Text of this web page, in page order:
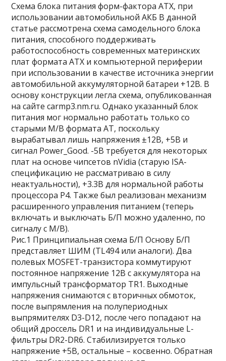
Схема блока питания форм-фактора ATX, при
использовании автомобильной АКБ В данной
статье рассмотрена схема самодельного блока
питания, способного поддерживать
работоспособность современных материнских
плат формата ATX и компьютерной периферии
при использовании в качестве источника энергии
автомобильной аккумуляторной батареи +12В. В
основу конструкции легла схема, опубликованная
на сайте carmp3.nm.ru. Однако указанный блок
питания мог нормально работать только со
старыми M/B формата AT, поскольку
вырабатывал лишь напряжения ±12В, +5В и
сигнал Power_Good. -5В требуется для некоторых
плат на основе чипсетов nVidia (старую ISA-
спецификацию не рассматриваю в силу
неактуальности), +3.3В для нормальной работы
процессора P4. Также был реализован механизм
расширенного управления питанием (теперь
включать и выключать Б/П можно удаленно, по
сигналу с M/B).
Рис.1 Принципиальная схема Б/П Основу Б/П
представляет ШИМ (TL494 или аналоги). Два
полевых MOSFET-транзистора коммутируют
постоянное напряжение 12В с аккумулятора на
импульсный трансформатор TR1. Выходные
напряжения снимаются с вторичных обмоток,
после выпрямления на полупериодных
выпрямителях D3-D12, после чего попадают на
общий дроссель DR1 и на индивидуальные L-
фильтры DR2-DR6. Стабилизируется только
напряжение +5В, остальные – косвенно. Обратная